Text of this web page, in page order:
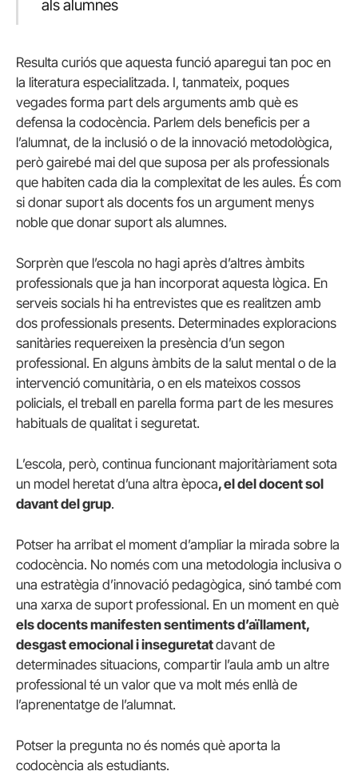
als alumnes
Resulta curiós que aquesta funció aparegui tan poc en
la literatura especialitzada. I, tanmateix, poques
vegades forma part dels arguments amb què es
defensa la codocència. Parlem dels beneficis per a
l’alumnat, de la inclusió o de la innovació metodològica,
però gairebé mai del que suposa per als professionals
que habiten cada dia la complexitat de les aules. És com
si donar suport als docents fos un argument menys
noble que donar suport als alumnes.
Sorprèn que l’escola no hagi après d’altres àmbits
professionals que ja han incorporat aquesta lògica. En
serveis socials hi ha entrevistes que es realitzen amb
dos professionals presents. Determinades exploracions
sanitàries requereixen la presència d’un segon
professional. En alguns àmbits de la salut mental o de la
intervenció comunitària, o en els mateixos cossos
policials, el treball en parella forma part de les mesures
habituals de qualitat i seguretat.
L’escola, però, continua funcionant majoritàriament sota
un model heretat d’una altra època, el del docent sol
davant del grup.
Potser ha arribat el moment d’ampliar la mirada sobre la
codocència. No només com una metodologia inclusiva o
una estratègia d’innovació pedagògica, sinó també com
una xarxa de suport professional. En un moment en què
els docents manifesten sentiments d’aïllament,
desgast emocional i inseguretatdavant de
determinades situacions, compartir l’aula amb un altre
professional té un valor que va molt més enllà de
l’aprenentatge de l’alumnat.
Potser la pregunta no és només què aporta la
codocència als estudiants.